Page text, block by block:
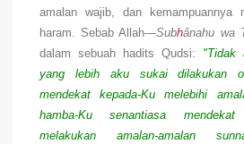
amalan wajib, dan kemampuannya
haram. Sebab Allah—Subhânahu wa
dalam sebuah hadits Qudsi: "Tidak
yang lebih aku sukai dilakukan
mendekat kepada-Ku melebihi
hamba-Ku senantiasa
melakukan amalan-amalan